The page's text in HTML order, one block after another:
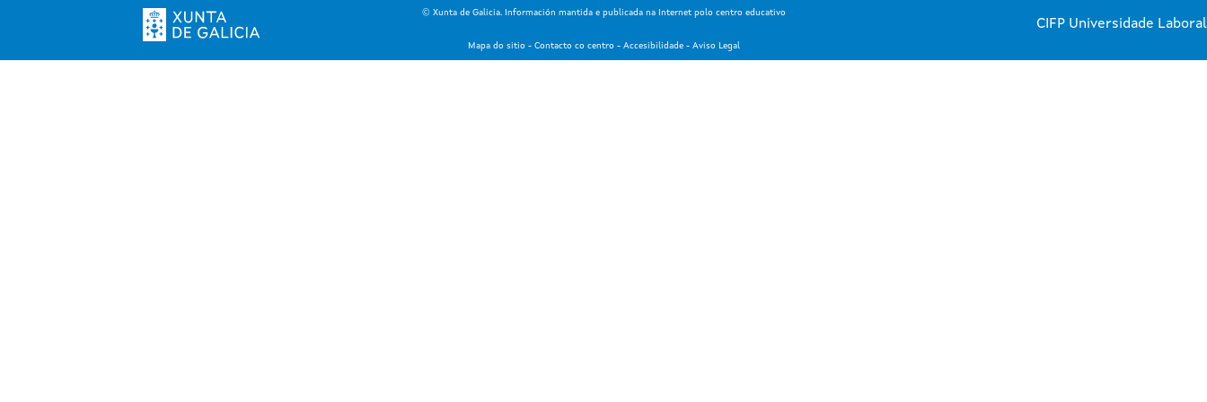
© Xunta de Galicia. Información mantida e publicada na Internet polo centro educativo
Mapa do sitio- Contacto co centro- Accesibilidade- Aviso Legal
CIFP Universidade Laboral